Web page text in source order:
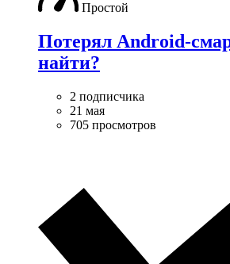
Простой
Потерял Android-
найти?
2 подписчика
21 мая
705 просмотров